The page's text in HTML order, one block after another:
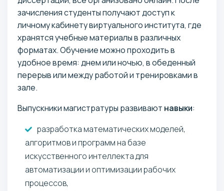
зачисления студенты получают доступ к
личному кабинету виртуального института, где
хранятся учебные материалы в различных
форматах. Обучение можно проходить в
удобное время: днем или ночью, в обеденный
перерыв или между работой и тренировками в
зале.
Выпускники магистратуры развивают навыки:
разработка математических моделей,
алгоритмов и программ на базе
искусственного интеллекта для
автоматизации и оптимизации рабочих
процессов,